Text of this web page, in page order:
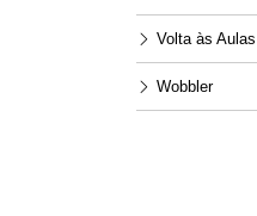
Volta às Aulas
Wobbler